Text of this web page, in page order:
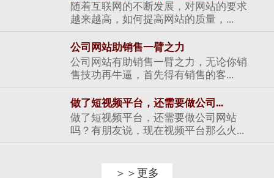
随着互联网的不断发展，对网站的要求
越来越高，如何提高网站的质量，...
公司网站助销售一臂之力
公司网站有助销售一臂之力，无论你销
售技功再牛逼，首先得有销售的客...
做了短视频平台，还需要做公司...
做了短视频平台，还需要做公司网站
吗？有朋友说，现在视频平台那么火...
＞＞更多